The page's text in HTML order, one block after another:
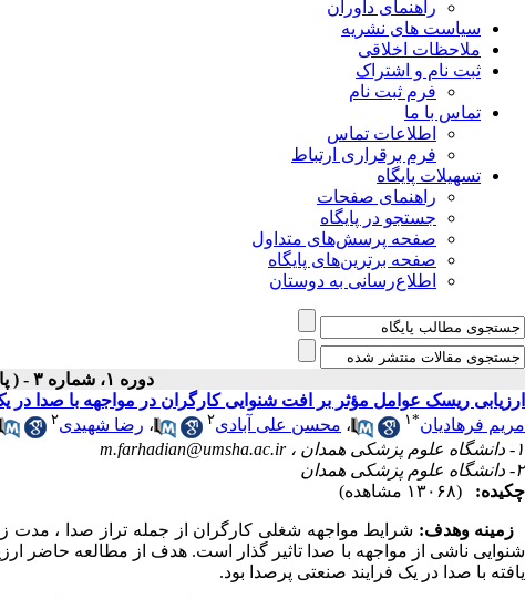
راهنمای داوران
سیاست های نشریه
ملاحظات اخلاقی
ثبت نام و اشتراک
فرم ثبت نام
تماس با ما
اطلاعات تماس
فرم برقراری ارتباط
تسهیلات پایگاه
راهنمای صفحات
جستجو در پایگاه
صفحه پرسش‌های متداول
صفحه برترین‌های پایگاه
اطلاع‌رسانی به دوستان
دوره ۱، شماره ۳ - ( پاییز ۱۳۹۳ )
ارزیابی ریسک عوامل مؤثر بر افت شنوایی کارگران در مواجهه با صدا
مریم فرهادیان*۱ ، محسن علی آبادی۲ ، رضا شهیدی۲
۱- دانشگاه علوم پزشکی همدان ،
m.farhadian@umsha.ac.ir
۲- دانشگاه علوم پزشکی همدان
چکیده:
(۱۳۰۶۸ مشاهده)
زمینه وهدف: شرایط مواجهه شغلی کارگران از جمله تراز صدا ، مدت
شنوایی ناشی از مواجهه با صدا تاثیر گذار است. هدف از مطالعه حاضر
یافته با صدا در یک فرایند صنعتی پرصدا بود.